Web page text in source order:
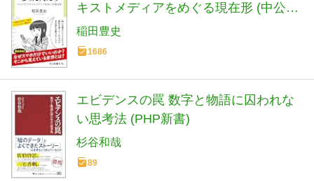
キストメディアをめぐる現在形 (中公新
書ラクレ 861)
稲田豊史
1686
エビデンスの罠 数字と物語に囚われな
い思考法 (PHP新書)
杉谷和哉
89